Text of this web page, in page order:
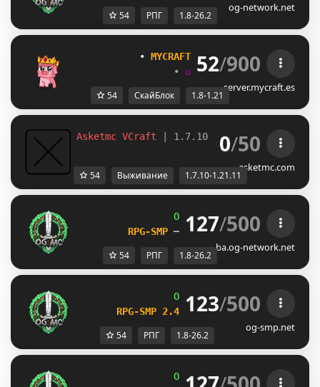
og-network.net
54 РПГ 1.8-26.2
• MYCRAFT NETWORK • (1.8 -
•
ᴅᴜɴɢᴇᴏɴ • ʀᴘɢ
52/900
server.mycraft.es
54 СкайБлок 1.8-1.21
Asketmc VCraft | 1.7.10 - 1.21.11 Survival
0/50
asketmc.com
54 Выживание 1.7.10-1.21.11
OG -Network | 1.8 - 26.2
RPG-SMP ─ CIV FACTIONS ─ SMP
127/500
ba.og-network.net
54 РПГ 1.8-26.2
OG -Network | 1.8 - 26.2
RPG-SMP 2.4
─ NEW DAILY QUESTS
123/500
og-smp.net
54 РПГ 1.8-26.2
OG -Network | 1.8 - 26.2